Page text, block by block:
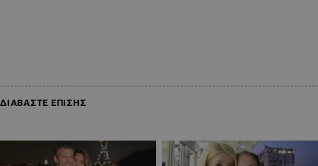
ΔΙΑΒΑΣΤΕ ΕΠΙΣΗΣ